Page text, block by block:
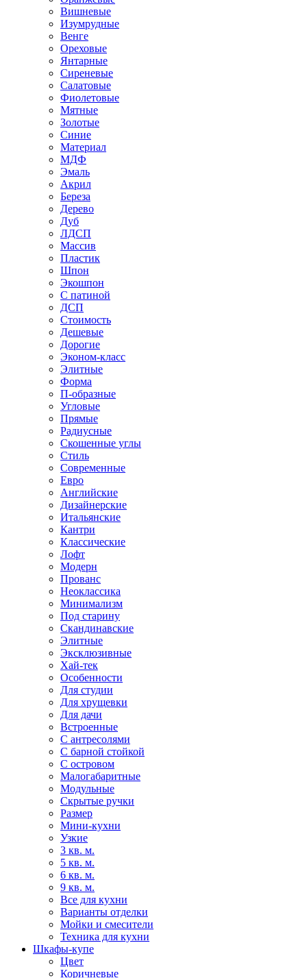
Вишневые
Изумрудные
Венге
Ореховые
Янтарные
Сиреневые
Салатовые
Фиолетовые
Мятные
Золотые
Синие
Материал
МДФ
Эмаль
Акрил
Береза
Дерево
Дуб
ЛДСП
Массив
Пластик
Шпон
Экошпон
С патиной
ДСП
Стоимость
Дешевые
Дорогие
Эконом-класс
Элитные
Форма
П-образные
Угловые
Прямые
Радиусные
Скошенные углы
Стиль
Современные
Евро
Английские
Дизайнерские
Итальянские
Кантри
Классические
Лофт
Модерн
Прованс
Неоклассика
Минимализм
Под старину
Скандинавские
Элитные
Эксклюзивные
Хай-тек
Особенности
Для студии
Для хрущевки
Для дачи
Встроенные
С антресолями
С барной стойкой
С островом
Малогабаритные
Модульные
Скрытые ручки
Размер
Мини-кухни
Узкие
3 кв. м.
5 кв. м.
6 кв. м.
9 кв. м.
Все для кухни
Варианты отделки
Мойки и смесители
Техника для кухни
Шкафы-купе
Цвет
Коричневые